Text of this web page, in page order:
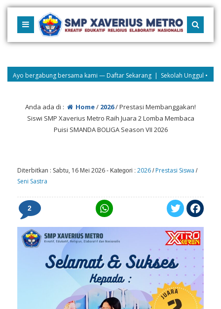
bersama kami — Daftar Sekarang | Sekolah Unggul • Berkarakter •
Anda ada di : Home/ 2026/Prestasi Membanggakan!
Siswi SMP Xaverius Metro Raih Juara 2 Lomba Membaca
Puisi SMANDA BOLIGA Season VII 2026
Diterbitkan : Sabtu, 16 Mei 2026- Kategori : 2026 / Prestasi Siswa /
Seni Sastra
2